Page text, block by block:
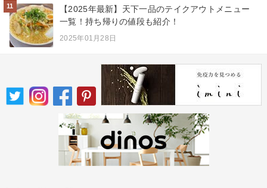
11
【2025年最新】天下一品のテイクアウトメニュー
一覧！持ち帰りの値段も紹介！
2025年01月28日